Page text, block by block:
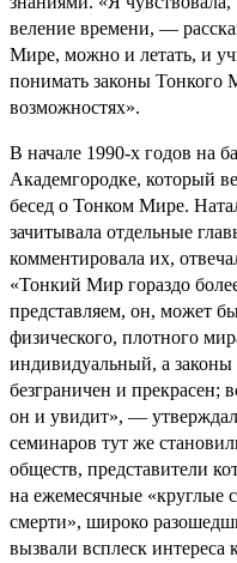
веление времени, —
Мире, можно и летать, и
понимать законы Тонкого
возможностях».
В начале 1990-х годов на
Академгородке, который
бесед о Тонком Мире.
зачитывала отдельные
комментировала их,
«Тонкий Мир гораздо
представляем, он, может
физического, плотного
индивидуальный, а
безграничен и прекрасен;
он и увидит», —
семинаров тут же
обществ, представители
на ежемесячные «круглые
смерти», широко
вызвали всплеск интереса